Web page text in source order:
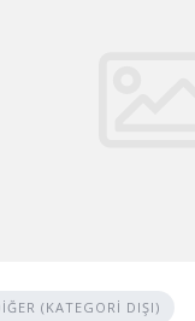
(KATEGORI DIŞI)